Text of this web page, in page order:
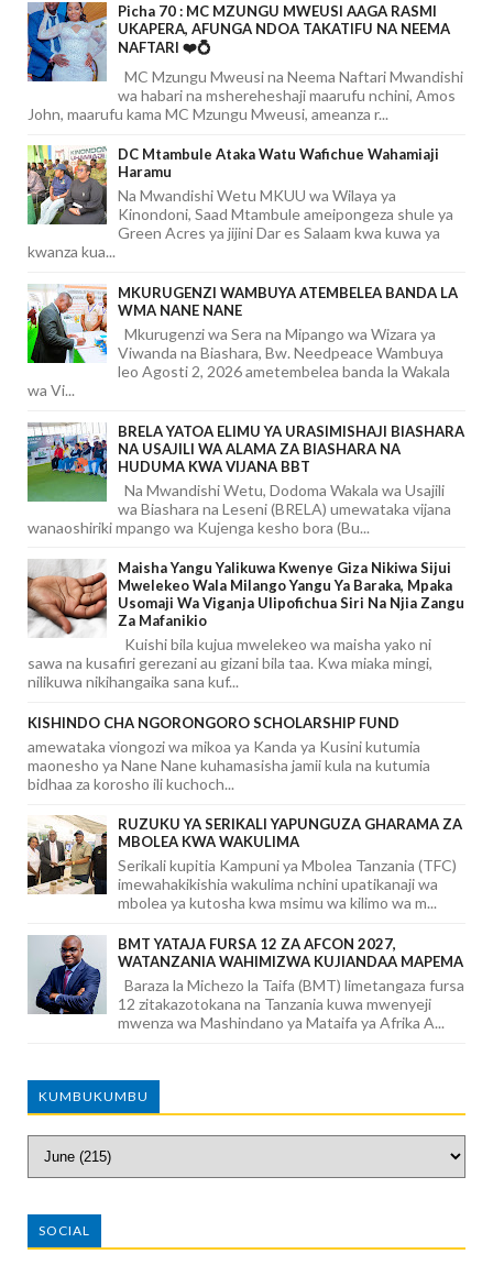
Picha 70 : MC MZUNGU MWEUSI AAGA RASMI
UKAPERA, AFUNGA NDOA TAKATIFU NA NEEMA
NAFTARI ❤️💍
MC Mzungu Mweusi na Neema Naftari Mwandishi
wa habari na mshereheshaji maarufu nchini, Amos
John, maarufu kama MC Mzungu Mweusi, ameanza r...
DC Mtambule Ataka Watu Wafichue Wahamiaji
Haramu
Na Mwandishi Wetu MKUU wa Wilaya ya
Kinondoni, Saad Mtambule ameipongeza shule ya
Green Acres ya jijini Dar es Salaam kwa kuwa ya
kwanza kua...
MKURUGENZI WAMBUYA ATEMBELEA BANDA LA
WMA NANE NANE
Mkurugenzi wa Sera na Mipango wa Wizara ya
Viwanda na Biashara, Bw. Needpeace Wambuya
leo Agosti 2, 2026 ametembelea banda la Wakala
wa Vi...
BRELA YATOA ELIMU YA URASIMISHAJI BIASHARA
NA USAJILI WA ALAMA ZA BIASHARA NA
HUDUMA KWA VIJANA BBT
Na Mwandishi Wetu, Dodoma Wakala wa Usajili
wa Biashara na Leseni (BRELA) umewataka vijana
wanaoshiriki mpango wa Kujenga kesho bora (Bu...
Maisha Yangu Yalikuwa Kwenye Giza Nikiwa Sijui
Mwelekeo Wala Milango Yangu Ya Baraka, Mpaka
Usomaji Wa Viganja Ulipofichua Siri Na Njia Zangu
Za Mafanikio
Kuishi bila kujua mwelekeo wa maisha yako ni
sawa na kusafiri gerezani au gizani bila taa. Kwa miaka mingi,
nilikuwa nikihangaika sana kuf...
KISHINDO CHA NGORONGORO SCHOLARSHIP FUND
amewataka viongozi wa mikoa ya Kanda ya Kusini kutumia
maonesho ya Nane Nane kuhamasisha jamii kula na kutumia
bidhaa za korosho ili kuchoch...
RUZUKU YA SERIKALI YAPUNGUZA GHARAMA ZA
MBOLEA KWA WAKULIMA
Serikali kupitia Kampuni ya Mbolea Tanzania (TFC)
imewahakikishia wakulima nchini upatikanaji wa
mbolea ya kutosha kwa msimu wa kilimo wa m...
BMT YATAJA FURSA 12 ZA AFCON 2027,
WATANZANIA WAHIMIZWA KUJIANDAA MAPEMA
Baraza la Michezo la Taifa (BMT) limetangaza fursa
12 zitakazotokana na Tanzania kuwa mwenyeji
mwenza wa Mashindano ya Mataifa ya Afrika A...
KUMBUKUMBU
SOCIAL